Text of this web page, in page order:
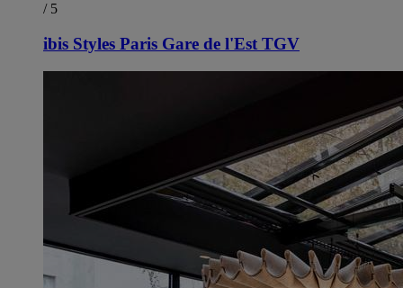
/ 5
ibis Styles Paris Gare de l'Est TGV